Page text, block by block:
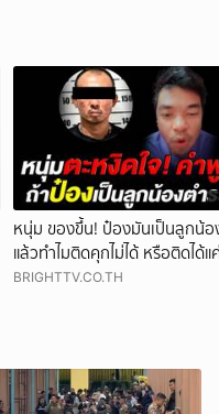
หนุ่ม ของขึ้น! ป๋องมันเป็นลูกน้อ
แล้วทำไมติดคุกไม่ได้ หรือติดได้
สา คนจน
BRIGHTTV.CO.TH